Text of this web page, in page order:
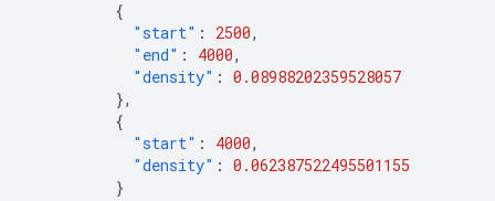
{
"start" : 2500,
"end" : 4000,
"density" : 0.08988202359528057
},
{
"start" : 4000,
"density" : 0.062387522495501155
}